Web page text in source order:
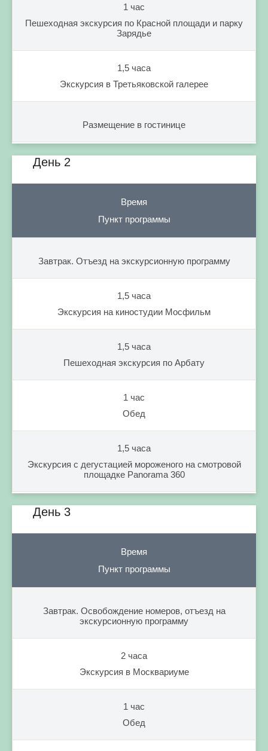
1 час
Пешеходная экскурсия по Красной площади и парку
Зарядье
1,5 часа
Экскурсия в Третьяковской галерее
Размещение в гостинице
День 2
Время
Пункт программы
Завтрак. Отъезд на экскурсионную программу
1,5 часа
Экскурсия на киностудии Мосфильм
1,5 часа
Пешеходная экскурсия по Арбату
1 час
Обед
1,5 часа
Экскурсия с дегустацией мороженого на смотровой
площадке Panorama 360
День 3
Время
Пункт программы
Завтрак. Освобождение номеров, отъезд на
экскурсионную программу
2 часа
Экскурсия в Москвариуме
1 час
Обед